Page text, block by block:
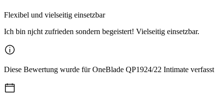
Flexibel und vielseitig einsetzbar
Ich bin njcht zufrieden sondern begeistert! Vielseitig einsetzbar.
Diese Bewertung wurde für OneBlade QP1924/22 Intimate verfasst